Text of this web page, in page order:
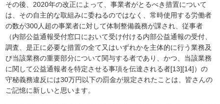
その後、2020年の改正によって、事業者がとるべき措置について
は、その自主的な取組みに委ねるのではなく、常時使用する労働者
の数が300人超の事業者に対して体制整備義務が課され、従事者
（内部公益通報受付窓口において受け付ける内部公益通報の受付、
調査、是正に必要な措置の全て又はいずれかを主体的に行う業務及
び当該業務の重要部分について関与する者であり、かつ、当該業務
に関して公益通報者を特定させる事項を伝達される者[13][14]）の
守秘義務違反には30万円以下の罰金が規定されたことは、皆さんの
ご記憶に新しいと思います。